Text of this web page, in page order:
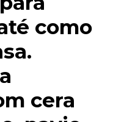
como
cera